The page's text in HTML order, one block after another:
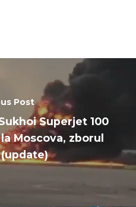
Post
Superjet 100
Moscova, zborul
(update)